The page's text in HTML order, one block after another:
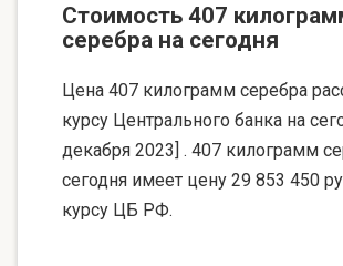
Стоимость 407
серебра на сегодня
Цена 407 килограмм серебра
курсу Центрального банка на
декабря 2023] . 407 килограмм
сегодня имеет цену 29 853 450
курсу ЦБ РФ.